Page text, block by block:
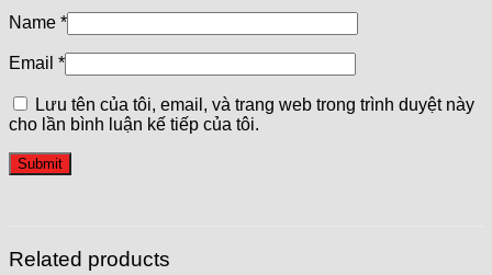
Name *
Email *
Lưu tên của tôi, email, và trang web trong trình duyệt này
cho lần bình luận kế tiếp của tôi.
Related products